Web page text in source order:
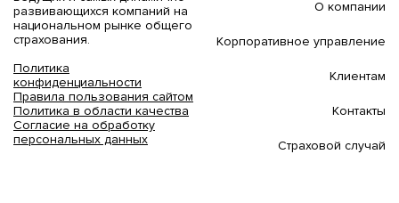
развивающихся компаний на
национальном рынке общего
страхования.
Политика
конфиденциальности
Правила пользования сайтом
Политика в области качества
Согласие на обработку
персональных данных
О компании
Корпоративное управление
Клиентам
Контакты
Страховой случай